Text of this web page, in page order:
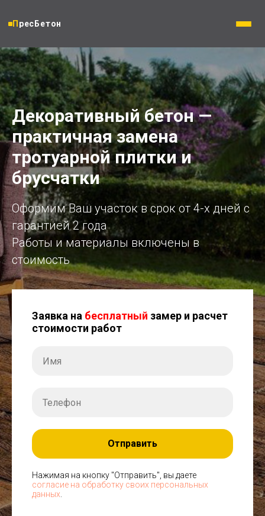
ПресБетон
Декоративный бетон —
практичная замена
тротуарной плитки и
брусчатки
Оформим Ваш участок в срок от 4-х дней с
гарантией 2 года
Работы и материалы включены в
стоимость
Заявка на бесплатный замер и расчет
стоимости работ
Отправить
Нажимая на кнопку "Отправить", вы даете
согласие на обработку своих персональных
данных